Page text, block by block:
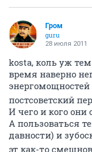
Гром
guru
28 июля 2011
kosta, коль уж
время наверно
постсоветский
И чего и кого они
А пользоваться
давности) и
эт как-то